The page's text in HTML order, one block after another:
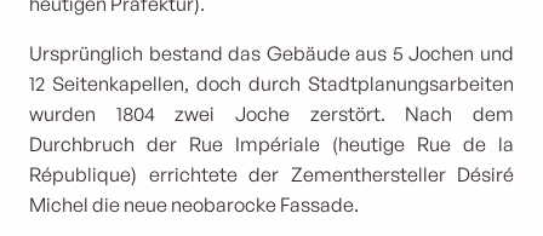
Ursprünglich bestand das Gebäude aus 5 Jochen und
12 Seitenkapellen, doch durch Stadtplanungsarbeiten
wurden 1804 zwei Joche zerstört. Nach dem
Durchbruch der Rue Impériale (heutige Rue de la
République) errichtete der Zementhersteller Désiré
Michel die neue neobarocke Fassade.